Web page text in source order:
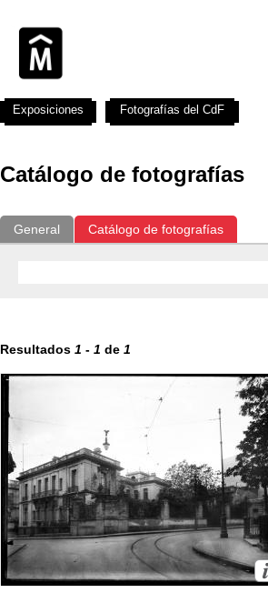
Catálogo de fotografías
General Catálogo de fotografías
Resultados 1 - 1 de 1
Exposiciones Fotografías del CdF